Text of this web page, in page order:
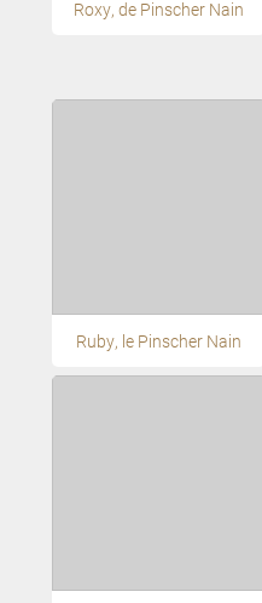
Roxy, de Pinscher Nain
Ruby, le Pinscher Nain